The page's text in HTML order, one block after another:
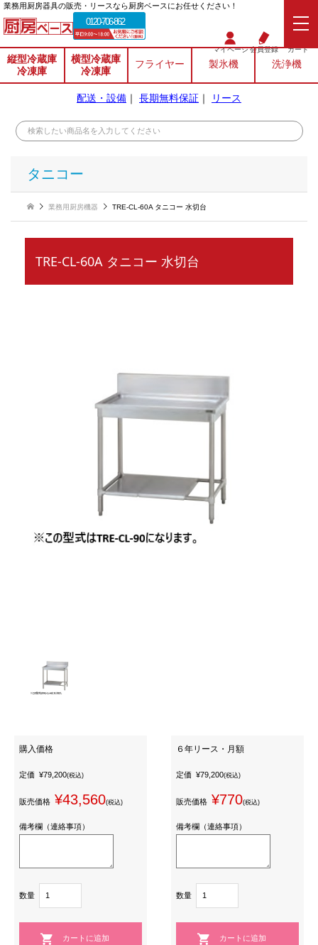
業務⽤厨房器具の販売・リースなら厨房ベースにお任せください！
0120-706-862
マイページ会員登録 カート
縦型冷蔵庫
冷凍庫
横型冷蔵庫
冷凍庫
フライヤー 製氷機 洗浄機
配送・設備 ｜ 長期無料保証 ｜ リース
タニコー
業務用厨房機器 TRE-CL-60A タニコー 水切台
TRE-CL-60A タニコー 水切台
購入価格
定価 ¥79,200(税込)
販売価格 ¥43,560(税込)
備考欄（連絡事項）
数量
６年リース・月額
定価 ¥79,200(税込)
販売価格 ¥770(税込)
備考欄（連絡事項）
数量